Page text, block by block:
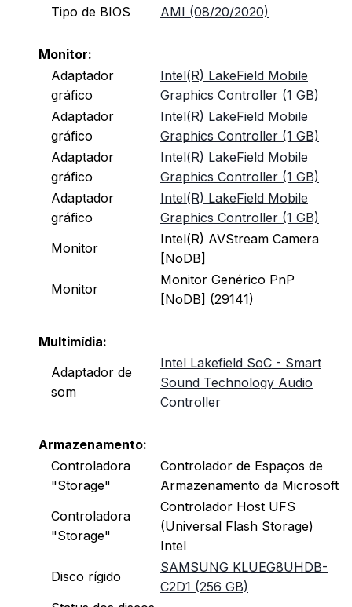
Tipo de BIOS
AMI (08/20/2020)
Monitor:
Adaptador
gráfico
Intel(R) LakeField Mobile
Graphics Controller (1 GB)
Adaptador
gráfico
Intel(R) LakeField Mobile
Graphics Controller (1 GB)
Adaptador
gráfico
Intel(R) LakeField Mobile
Graphics Controller (1 GB)
Adaptador
gráfico
Intel(R) LakeField Mobile
Graphics Controller (1 GB)
Monitor
Intel(R) AVStream Camera
[NoDB]
Monitor
Monitor Genérico PnP
[NoDB] (29141)
Multimídia:
Adaptador de
som
Intel Lakefield SoC - Smart
Sound Technology Audio
Controller
Armazenamento:
Controladora
"Storage"
Controlador de Espaços de
Armazenamento da Microsoft
Controladora
"Storage"
Controlador Host UFS
(Universal Flash Storage)
Intel
Disco rígido
SAMSUNG KLUEG8UHDB-
C2D1 (256 GB)